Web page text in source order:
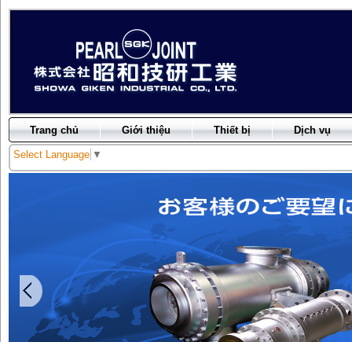
Trang chủ Giới thiệu Thiết bị Dịch vụ
Select Language ▼